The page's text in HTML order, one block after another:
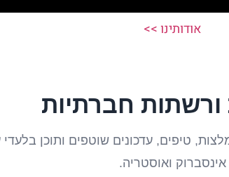
אודותינו >>
ורשתות חברתיות
טיפים, עדכונים שוטפים ותוכן בלעדי
אינסברוק ואוסטריה.